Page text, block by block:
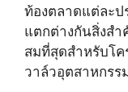
ท้องตลาดแต่ละ
แตกต่างกันสิ่งสำ
สมที่สุดสำหรับโค
วาล์วอุตสาหกรร